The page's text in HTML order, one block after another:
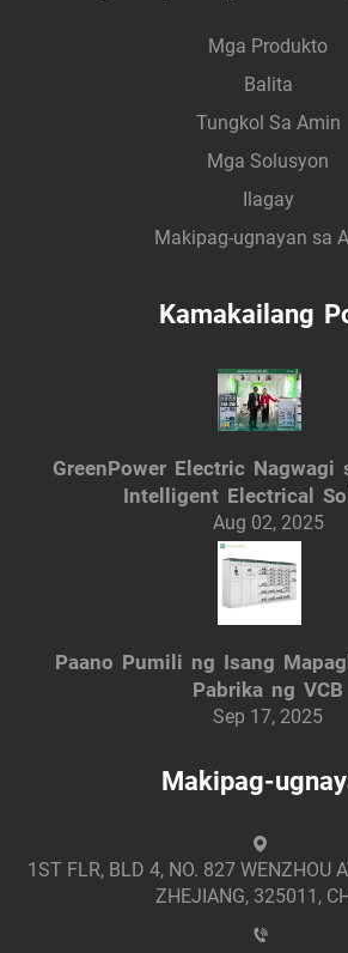
Mga Produkto
Balita
Tungkol Sa Amin
Mga Solusyon
Ilagay
Makipag-ugnayan sa
Kamakailang
GreenPower Electric Nagwagi
Intelligent Electrical
Aug 02, 2025
Paano Pumili ng Isang
Pabrika ng VCB
Sep 17, 2025
Makipag-
1ST FLR, BLD 4, NO. 827 WENZHOU
ZHEJIANG, 325011,